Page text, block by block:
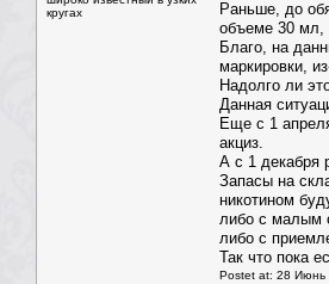
кругах
Раньше, до
объеме 30 мл,
Благо, на
маркировки,
Надолго ли
Данная
Еще с 1
акциз.
А с 1 декабря
Запасы на
никотином
либо с малым
либо с
Так что пока
Postet at: 28 Июнь